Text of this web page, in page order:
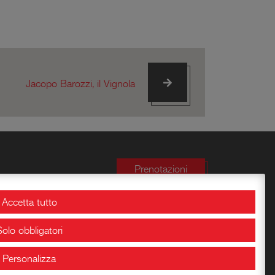
Jacopo Barozzi, il Vignola
Prenotazioni
Bookshop
Conoscere la Rocca
Accetta tutto
obbligatori
Personalizza